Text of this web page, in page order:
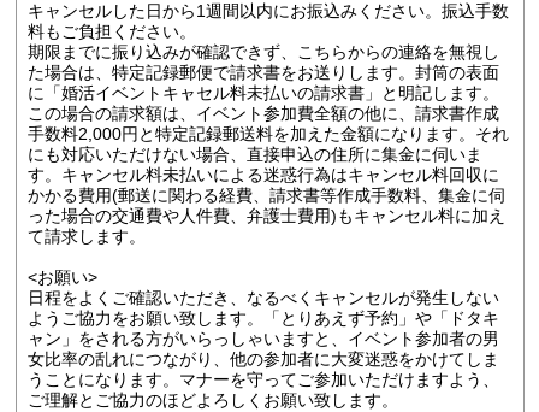
キャンセルした日から1週間以内にお振込みください。振込手数
料もご負担ください。
期限までに振り込みが確認できず、こちらからの連絡を無視し
た場合は、特定記録郵便で請求書をお送りします。封筒の表面
に「婚活イベントキャセル料未払いの請求書」と明記します。
この場合の請求額は、イベント参加費全額の他に、請求書作成
手数料2,000円と特定記録郵送料を加えた金額になります。それ
にも対応いただけない場合、直接申込の住所に集金に伺いま
す。キャンセル料未払いによる迷惑行為はキャンセル料回収に
かかる費用(郵送に関わる経費、請求書等作成手数料、集金に伺
った場合の交通費や人件費、弁護士費用)もキャンセル料に加え
て請求します。
<お願い>
日程をよくご確認いただき、なるべくキャンセルが発生しない
ようご協力をお願い致します。「とりあえず予約」や「ドタキ
ャン」をされる方がいらっしゃいますと、イベント参加者の男
女比率の乱れにつながり、他の参加者に大変迷惑をかけてしま
うことになります。マナーを守ってご参加いただけますよう、
ご理解とご協力のほどよろしくお願い致します。